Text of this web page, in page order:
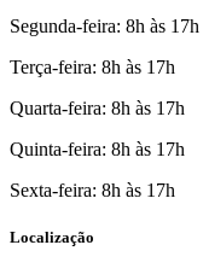
Segunda-feira: 8h às 17h
Terça-feira: 8h às 17h
Quarta-feira: 8h às 17h
Quinta-feira: 8h às 17h
Sexta-feira: 8h às 17h
Localização